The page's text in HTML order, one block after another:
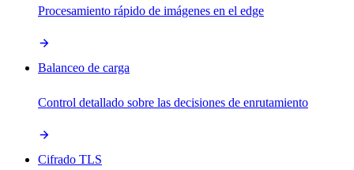
Procesamiento rápido de imágenes en el edge
Balanceo de carga
Control detallado sobre las decisiones de enrutamiento
Cifrado TLS